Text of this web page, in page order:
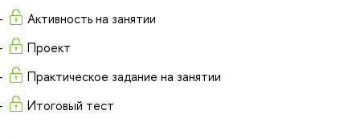
Активность на занятии
Проект
Практическое задание на занятии
Итоговый тест